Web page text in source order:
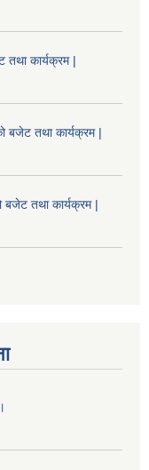
तथा कार्यक्रम |
बजेट तथा कार्यक्रम |
बजेट तथा कार्यक्रम |